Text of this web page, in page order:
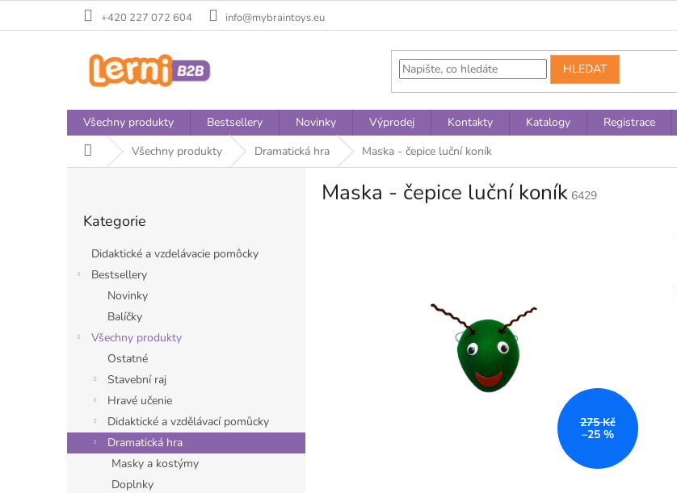
+420 227 072 604 info@mybraintoys.eu
HLEDAT
Všechny produkty Bestsellery Novinky Výprodej Kontakty Katalogy Registrace
Domů Všechny produkty Dramatická hra Maska - čepice luční koník
kategorie
Kategorie
Didaktické a vzdelávacie pomôcky
Bestsellery
Novinky
Balíčky
Všechny produkty
Ostatné
Stavební raj
Hravé učenie
Didaktické a vzdělávací pomůcky
Dramatická hra
Masky a kostýmy
Doplnky
Maska - čepice luční koník 6429
275 Kč
–25 %